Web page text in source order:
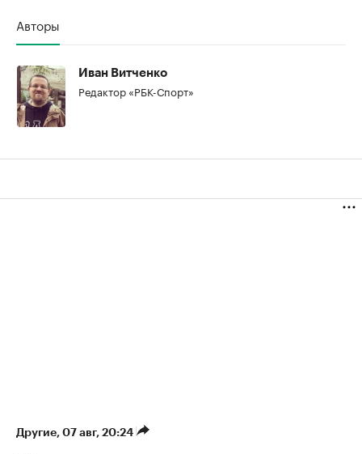
Авторы
Иван Витченко
Редактор «РБК-Спорт»
Другие 07 авг, 20:24